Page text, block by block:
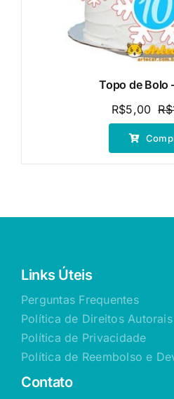
Topo de Bolo
R$
R$5,00
Links Úteis
Perguntas Frequentes
Política de Direitos Autorais
Política de Privacidade
Política de Reembolso e
Contato